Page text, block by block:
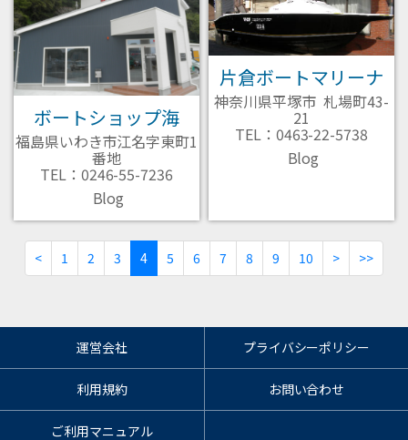
ボートショップ海
福島県いわき市江名字東町1
番地
TEL：0246-55-7236
Blog
片倉ボートマリーナ
神奈川県平塚市 札場町43-
21
TEL：0463-22-5738
Blog
< 1 2 3 (current)
4 5 6 7 8 9 10 > >>
運営会社 プライバシーポリシー
利用規約 お問い合わせ
ご利用マニュアル